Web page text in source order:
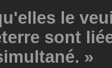
le
sont
»